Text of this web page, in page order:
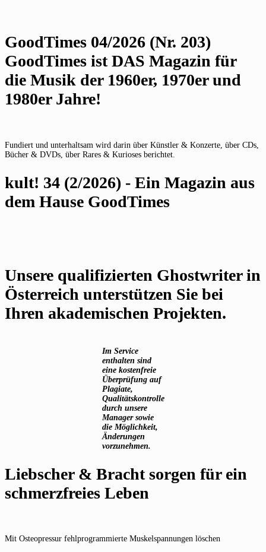
GoodTimes 04/2026 (Nr. 203)
GoodTimes ist DAS Magazin für
die Musik der 1960er, 1970er und
1980er Jahre!
Fundiert und unterhaltsam wird darin über Künstler & Konzerte, über CDs,
Bücher & DVDs, über Rares & Kurioses berichtet.
kult! 34 (2/2026) - Ein Magazin aus
dem Hause GoodTimes
Unsere qualifizierten Ghostwriter in
Österreich unterstützen Sie bei
Ihren akademischen Projekten.
Im Service
enthalten sind
eine kostenfreie
Überprüfung auf
Plagiate,
Qualitätskontrolle
durch unsere
Manager sowie
die Möglichkeit,
Änderungen
vorzunehmen.
Liebscher & Bracht sorgen für ein
schmerzfreies Leben
Mit Osteopressur fehlprogrammierte Muskelspannungen löschen